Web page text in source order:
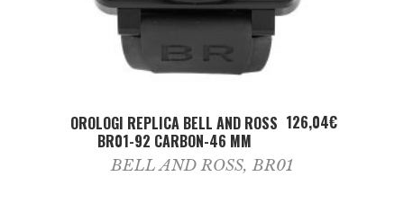
ADD TO CART
OROLOGI REPLICA BELL AND ROSS
BR01-92 CARBON-46 MM
126,04€
BELL AND ROSS,BR01